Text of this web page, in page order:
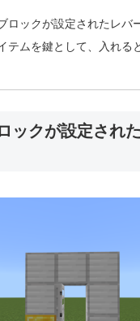
ロックが設定されたレバ
テムを鍵として、入れる
ックが設定され